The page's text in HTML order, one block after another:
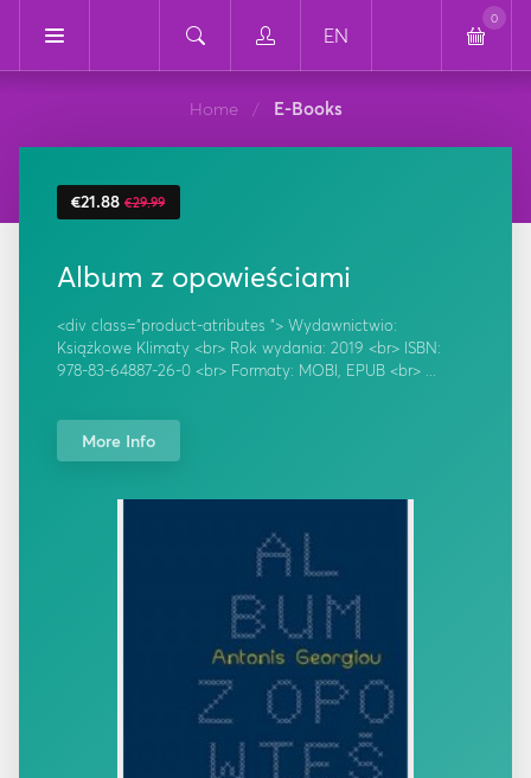
EN
0
Home / E-Books
€21.88€29.99
Album z opowieściami
<div class="product-atributes "> Wydawnictwio:
Książkowe Klimaty <br> Rok wydania: 2019 <br> ISBN:
978-83-64887-26-0 <br> Formaty: MOBI, EPUB <br> ...
More Info